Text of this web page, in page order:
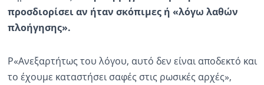
προσδιορίσει αν ήταν σκόπιμες ή «λόγω λαθών
πλοήγησης».
Ρ«Ανεξαρτήτως του λόγου, αυτό δεν είναι αποδεκτό και
το έχουμε καταστήσει σαφές στις ρωσικές αρχές»,